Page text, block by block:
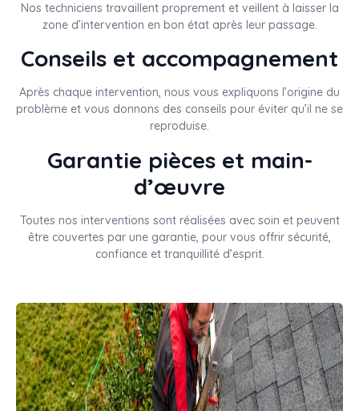
Nos techniciens travaillent proprement et veillent à laisser la
zone d’intervention en bon état après leur passage.
Conseils et accompagnement
Après chaque intervention, nous vous expliquons l’origine du
problème et vous donnons des conseils pour éviter qu’il ne se
reproduise.
Garantie pièces et main-
d’œuvre
Toutes nos interventions sont réalisées avec soin et peuvent
être couvertes par une garantie, pour vous offrir sécurité,
confiance et tranquillité d’esprit.